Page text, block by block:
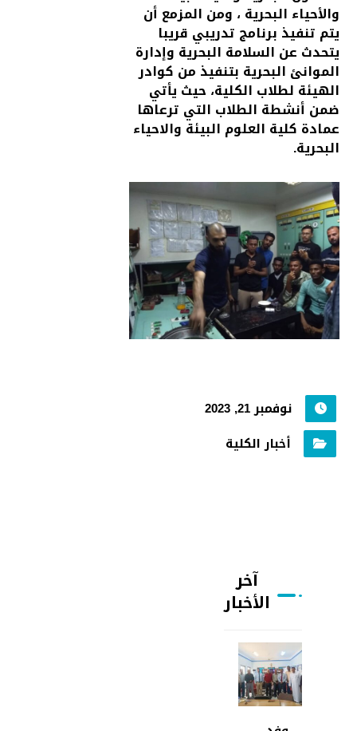
والأحياء البحرية ، ومن المزمع أن
يتم تنفيذ برنامج تدريبي قريبا
يتحدث عن السلامة البحرية وإدارة
الموانئ البحرية بتنفيذ من كوادر
الهيئة لطلاب الكلية، حيث يأتي
ضمن أنشطة الطلاب التي ترعاها
عمادة كلية العلوم البيئة والاحياء
البحرية.
نوفمبر 21, 2023
أخبار الكلية
آخر
الأخبار